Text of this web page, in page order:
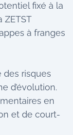
fixé à la
ZETST
à franges
des risques
d’évolution.
en
et de court-